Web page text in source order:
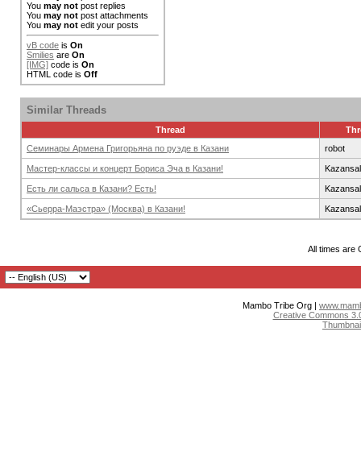
You may not post replies
You may not post attachments
You may not edit your posts
vB code is On
Smilies are On
[IMG] code is On
HTML code is Off
Similar Threads
Thread
Семинары Армена Григорьяна по руэде в Казани
robot
Мастер-классы и концерт Бориса Эча в Казани!
Есть ли сальса в Казани? Есть!
«Сьерра-Маэстра» (Москва) в Казани!
All times are
Mambo Tribe Org |
Creative Commons